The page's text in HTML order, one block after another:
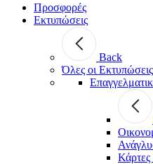
Προσφορές
Εκτυπώσεις
Back
Όλες οι Εκτυπώσεις